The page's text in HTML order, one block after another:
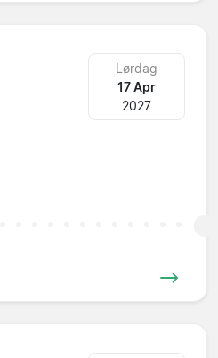
Lørdag
17 Apr
2027